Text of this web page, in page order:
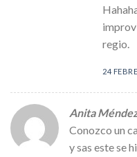
regio.
24
Anita
Conozco un
y sas este se